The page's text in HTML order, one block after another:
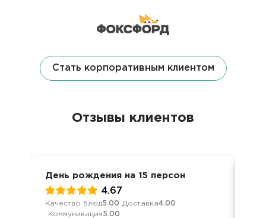
Стать корпоративным клиентом
Отзывы клиентов
День рождения на 15 персон
4.67
Качество блюд5.00 Доставка4.00
Коммуникация5.00